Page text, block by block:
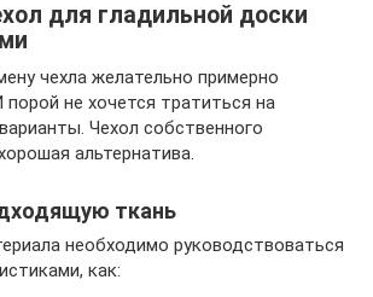
для гладильной доски
чехла желательно примерно
не хочется тратиться на
Чехол собственного
альтернатива.
ткань
необходимо руководствоваться
как: